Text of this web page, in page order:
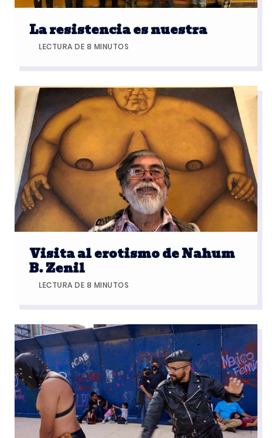
La resistencia es nuestra
LECTURA DE 8 MINUTOS
Visita al erotismo de Nahum
B. Zenil
LECTURA DE 8 MINUTOS